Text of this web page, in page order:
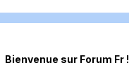
Bienvenue sur Forum Fr !